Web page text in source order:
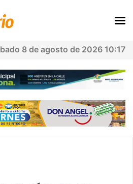
8 de agosto de 2026 10:17